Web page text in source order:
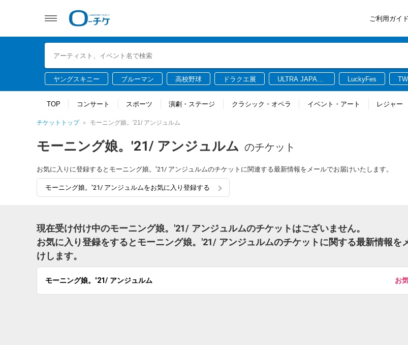
ご利用ガイ
ヤングスキニー ブルーマン 高校野球 ドラクエ展
ULTRA JAPAN
LuckyFes
TOP コンサート スポーツ 演劇・ステージ クラシック・オペラ イベント・アート レジャー
チケットトップ モーニング娘。'21/ アンジュルム
モーニング娘。'21/ アンジュルム のチケット
お気に入りに登録するとモーニング娘。'21/ アンジュルムのチケットに関連する最新情報をメールでお届けいたします。
モーニング娘。'21/ アンジュルムをお気に入り登録する
現在受け付け中のモーニング娘。'21/ アンジュルムのチケットはございません。
お気に入り登録をするとモーニング娘。'21/ アンジュルムのチケットに関する最新情報を
けします。
モーニング娘。'21/ アンジュルム お